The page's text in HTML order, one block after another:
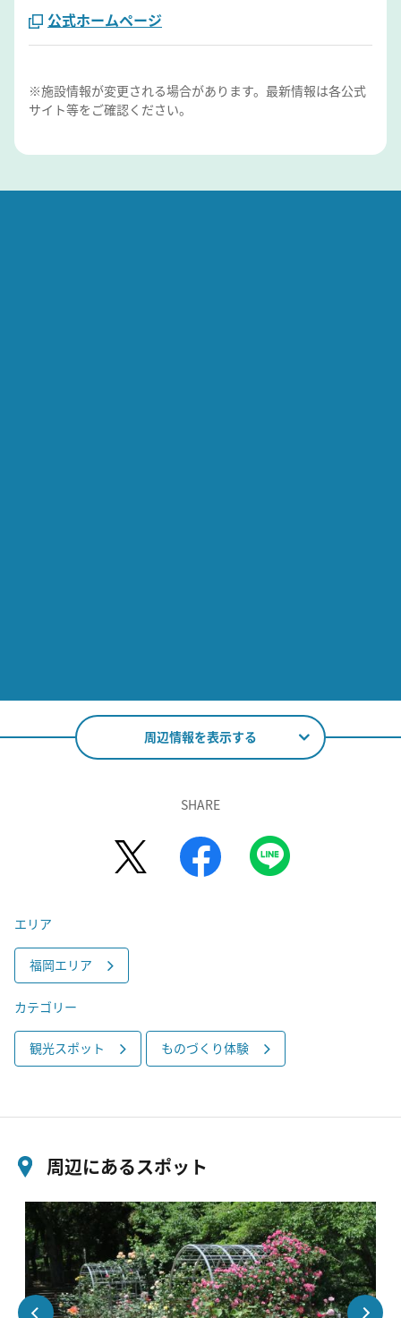
公式ホームページ
※施設情報が変更される場合があります。最新情報は各公式
サイト等をご確認ください。
周辺情報を表示する
SHARE
エリア
福岡エリア
カテゴリー
観光スポット ものづくり体験
周辺にあるスポット